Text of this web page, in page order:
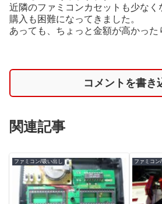
近隣のファミコンカセットも少なく
購入も困難になってきました。
あっても、ちょっと金額が高かった
コメントを書き
関連記事
ファミコン/吸い出し ファミコン/